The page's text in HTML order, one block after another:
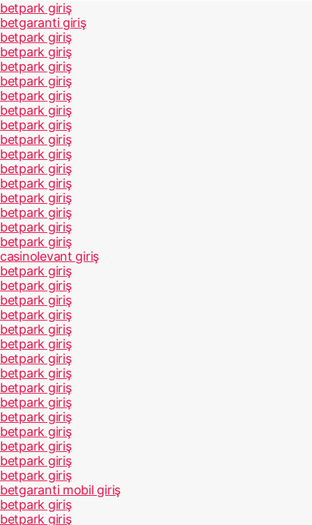
betpark giriş
betgaranti giriş
betpark giriş
betpark giriş
betpark giriş
betpark giriş
betpark giriş
betpark giriş
betpark giriş
betpark giriş
betpark giriş
betpark giriş
betpark giriş
betpark giriş
betpark giriş
betpark giriş
betpark giriş
casinolevant giriş
betpark giriş
betpark giriş
betpark giriş
betpark giriş
betpark giriş
betpark giriş
betpark giriş
betpark giriş
betpark giriş
betpark giriş
betpark giriş
betpark giriş
betpark giriş
betpark giriş
betpark giriş
betgaranti mobil giriş
betpark giriş
betpark giriş